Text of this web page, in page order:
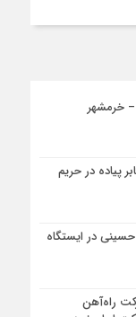
– خرمشهر
پیاده در حریم
حسینی در ایستگاه
راه‌آهن